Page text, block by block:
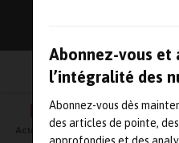
Abonnez-vous et
l’intégralité des
Abonnez-vous dès
des articles de pointe,
Actualités Agenda